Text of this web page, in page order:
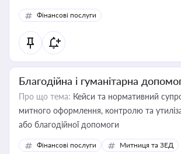
Фінансові послуги
Благодійна і гуманітарна
Про що тема: Кейси та нормативний
митного оформлення, контролю та
або благодійної допомоги
Фінансові послуги Митниця та ЗЕД